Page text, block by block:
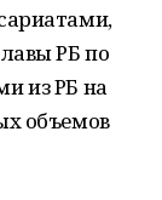
РБ по
из РБ на
объемов